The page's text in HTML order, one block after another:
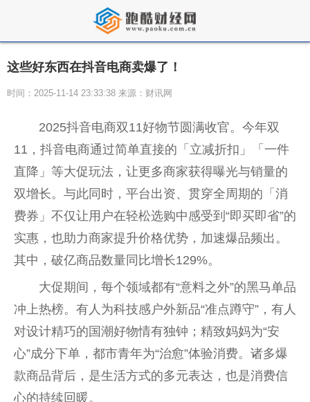
这些好东西在抖音电商卖爆了！
时间：2025-11-14 23:33:38 来源：财讯网
2025抖音电商双11好物节圆满收官。今年双
11，抖音电商通过简单直接的「立减折扣」「一件
直降」等大促玩法，让更多商家获得曝光与销量的
双增长。与此同时，平台出资、贯穿全周期的「消
费券」不仅让用户在轻松选购中感受到“即买即省”的
实惠，也助力商家提升价格优势，加速爆品频出。
其中，破亿商品数量同比增长129%。
大促期间，每个领域都有“意料之外”的黑马单品
冲上热榜。有人为科技感户外新品“准点蹲守”，有人
对设计精巧的国潮好物情有独钟；精致妈妈为“安
心”成分下单，都市青年为“治愈”体验消费。诸多爆
款商品背后，是生活方式的多元表达，也是消费信
心的持续回暖。